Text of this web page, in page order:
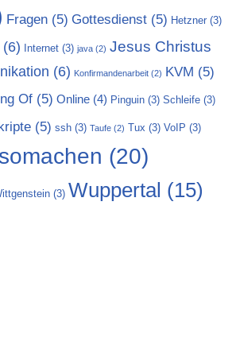
Fragen (5) Gottesdienst (5) Hetzner (3)
(6) Internet (3) java (2) Jesus Christus
(6) Konfirmandenarbeit (2) KVM (5)
Of (5) Online (4) Pinguin (3) Schleife (3)
(5) ssh (3) Taufe (2) Tux (3) VoIP (3)
(20)
(3) Wuppertal (15)